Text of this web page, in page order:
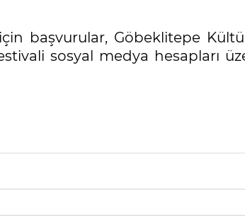
başvurular, Göbeklitepe
sosyal medya hesapları